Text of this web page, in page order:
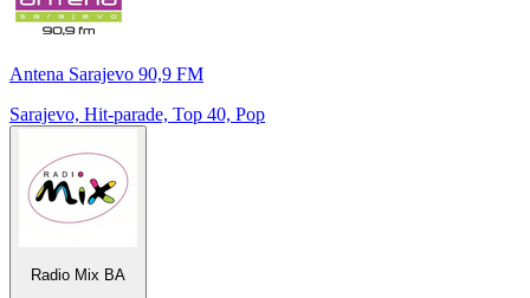
Antena Sarajevo 90,9 FM
Sarajevo, Hit-parade, Top 40, Pop
Radio Mix BA